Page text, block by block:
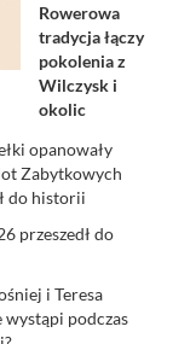
Rowerowa
tradycja łączy
pokolenia z
Wilczysk i
okolic
opanowały
Zabytkowych
do historii
przeszedł do
i Teresa
wystąpi podczas